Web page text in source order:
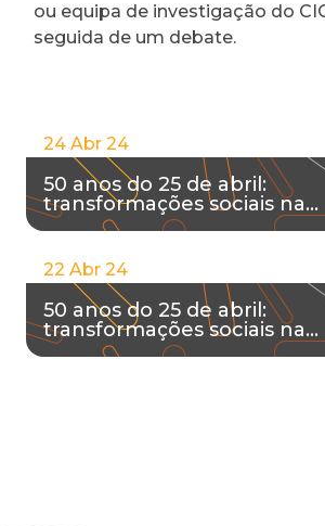
ou equipa de investigação do
seguida de um debate.
24 Abr 24
50 anos do 25 de abril:
transformações sociais na…
22 Abr 24
50 anos do 25 de abril:
transformações sociais na…